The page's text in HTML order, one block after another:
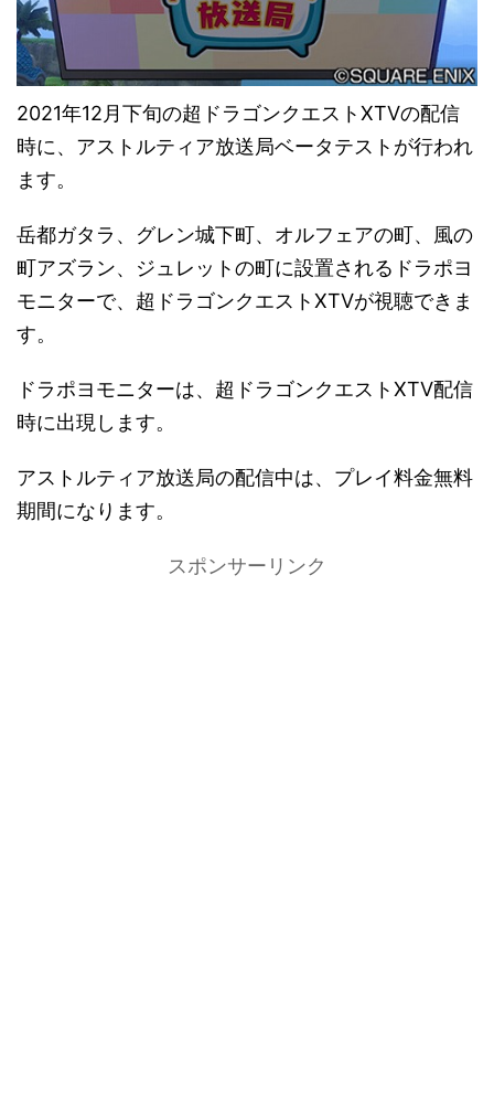
2021年12月下旬の超ドラゴンクエストXTVの配信
時に、アストルティア放送局ベータテストが行われ
ます。
岳都ガタラ、グレン城下町、オルフェアの町、風の
町アズラン、ジュレットの町に設置されるドラポヨ
モニターで、超ドラゴンクエストXTVが視聴できま
す。
ドラポヨモニターは、超ドラゴンクエストXTV配信
時に出現します。
アストルティア放送局の配信中は、プレイ料金無料
期間になります。
スポンサーリンク